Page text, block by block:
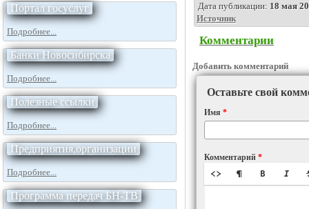
Портал госуслуг
Подробнее...
Банки Новосибирска
Подробнее...
Полезные ссылки
Подробнее...
Предприятия,организации
Подробнее...
Программа передач БН-ТВ
Дата публикации: 18 мая
Источник
Комментарии
Добавить комментарий
Оставьте свой
Имя *
Комментарий *